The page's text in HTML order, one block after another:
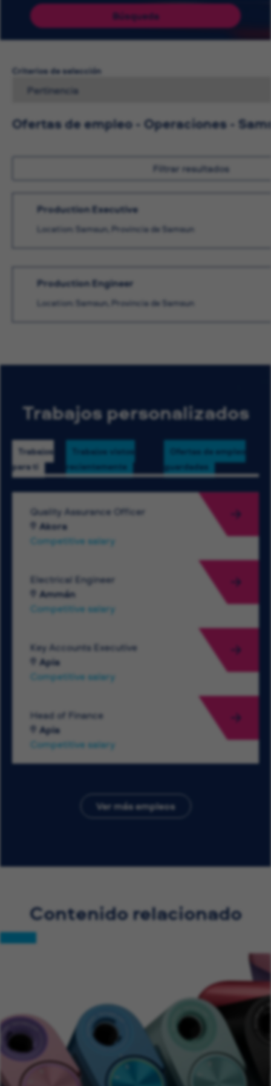
Búsqueda
Criterios de selección
Ofertas de empleo - Operaciones -
Filtrar resultados
Production Executive
Location: Samsun, Provincia de Samsun
Production Engineer
Location: Samsun, Provincia de Samsun
Trabajos personalizados
Trabajos
para ti
Trabajos vistos
recientemente
Ofertas de empleo
guardadas
Quality Assurance Officer
Akora
Competitive salary
Electrical Engineer
Ammán
Competitive salary
Key Accounts Executive
Apia
Competitive salary
Head of Finance
Apia
Competitive salary
Ver más empleos
Contenido relacionado